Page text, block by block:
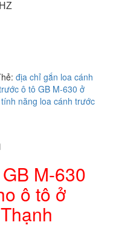
địa chỉ gắn loa cánh
ô tô GB M-630 ở
tính năng loa cánh trước
M-630
ô tô ở